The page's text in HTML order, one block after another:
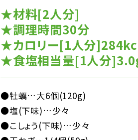
★材料[2人分]
★調理時間30分
★カロリー[1人分
★食塩相当量[1人分
●牡蠣…大6個(120g)
●塩(下味)…少々
●こしょう(下味)…少々